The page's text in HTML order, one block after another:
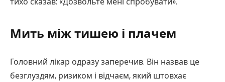
Мить між тишею і плачем
Головний лікар одразу заперечив. Він назвав це
безглуздям, ризиком і відчаєм, який штовхає